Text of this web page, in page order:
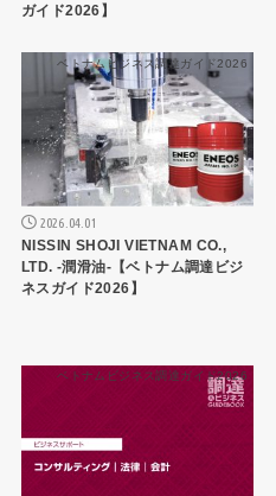
ガイド2026】
ベトナムビジネス調達ガイド2026
2026.04.01
NISSIN SHOJI VIETNAM CO.,
LTD. -潤滑油-【ベトナム調達ビジ
ネスガイド2026】
ベトナムビジネス調達ガイド2026